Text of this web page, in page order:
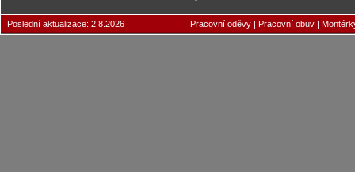
Poslední aktualizace: 2.8.2026 Pracovní oděvy | Pracovní obuv |